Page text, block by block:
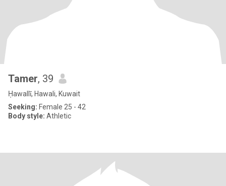
Tamer, 39
Ḥawallī, Hawali, Kuwait
Seeking: Female 25 - 42
Body style: Athletic